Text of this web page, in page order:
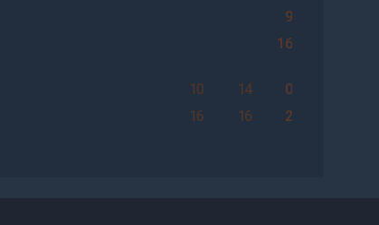
9
16
10 14
0
16 16 2